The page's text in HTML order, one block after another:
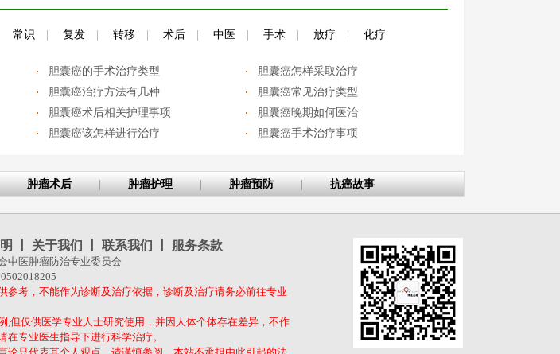
常识 复发 转移 术后 中医 手术 放疗 化疗
胆囊癌的手术治疗类型
胆囊癌怎样采取治疗
胆囊癌治疗方法有几种
胆囊癌常见治疗类型
胆囊癌术后相关护理事项
胆囊癌晚期如何医治
胆囊癌该怎样进行治疗 胆囊癌手术治疗事项
肿瘤术后 肿瘤护理 肿瘤预防 抗癌故事
关于我们 联系我们 服务条款
中医肿瘤防治专业委员会
参考，不能作为诊断及治疗依据，诊断及治疗请务必前往专业
,但仅供医学专业人士研究使用，并因人体个体存在差异，不作
专业医生指导下进行科学治疗。